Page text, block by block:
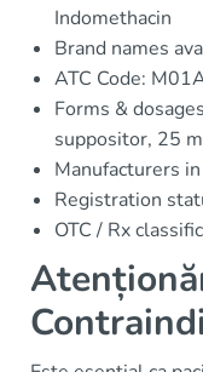
Indomethacin
Brand names
ATC Code:
Forms &
suppositor, 25
Manufacturers
Registration
OTC / Rx